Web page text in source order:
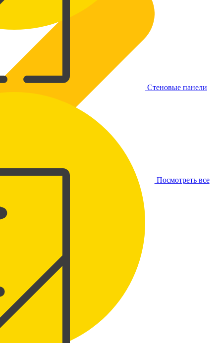
Посмотреть все
Стеновые панели